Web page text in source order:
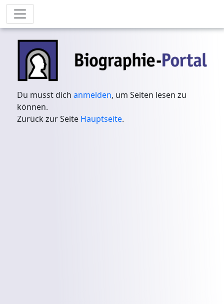
Du musst dichanmelden, um Seiten lesen zu
können.
Zurück zur Seite Hauptseite.